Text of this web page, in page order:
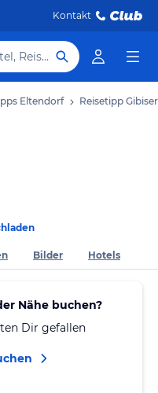
Kontakt
Hotel, Reiseziel
Eltendorf Reisetipp Gibiser
Bilder Hotels
Nähe buchen?
Dir gefallen